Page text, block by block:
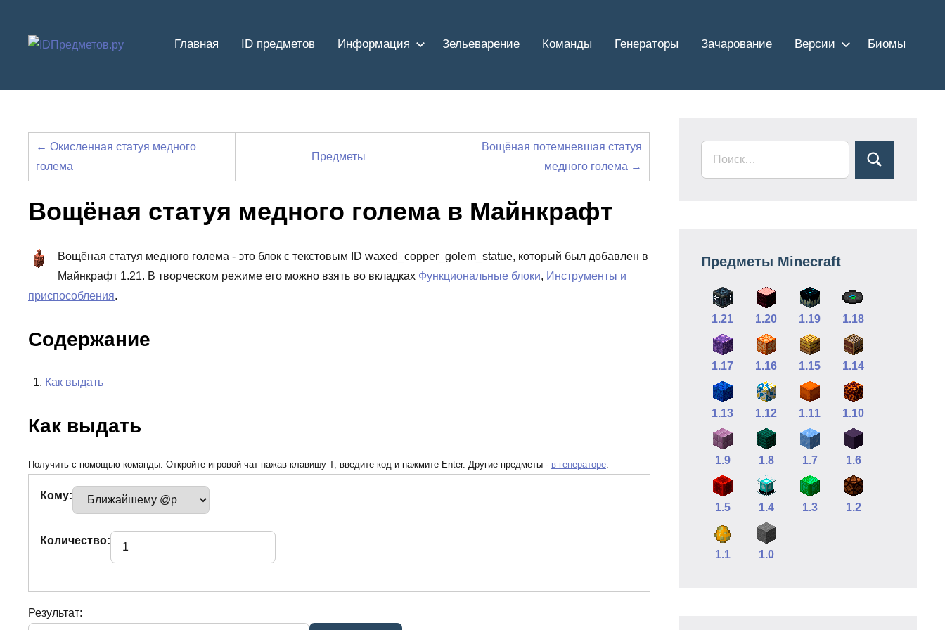
содержимому
Главная ID предметов Информация Зельеварение Команды Генераторы Зачарование Версии Биомы
← Окисленная статуя медного
голема
Предметы
Вощёная потемневшая статуя
медного голема →
Вощёная статуя медного голема в Майнкрафт
Вощёная статуя медного голема - это блок с текстовым ID waxed_copper_golem_statue, который был добавлен в
Майнкрафт 1.21. В творческом режиме его можно взять во вкладках Функциональные блоки, Инструменты и
приспособления.
Содержание
Как выдать
Как выдать
Получить с помощью команды. Откройте игровой чат нажав клавишу T, введите код и нажмите Enter. Другие предметы - в генераторе
Кому:
Количество:
Результат:
Предметы Minecraft
1.21 1.20 1.19 1.18
1.17 1.16 1.15 1.14
1.13 1.12 1.11 1.10
1.9 1.8 1.7 1.6
1.5 1.4 1.3 1.2
1.1 1.0